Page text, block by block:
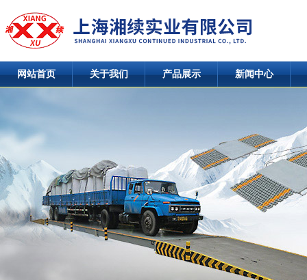
网站首页 关于我们 产品展示 新闻中心